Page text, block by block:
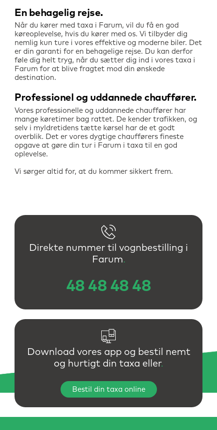
En behagelig rejse
Når du kører med taxa i Farum, vil du få en god
køreoplevelse, hvis du kører med os. Vi tilbyder dig
nemlig kun ture i vores effektive og moderne biler. Det
er din garanti for en behagelige rejse. Du kan derfor
føle dig helt tryg, når du sætter dig ind i vores taxa i
Farum for at blive fragtet mod din ønskede
destination.
Professionel og uddannede chauffører
Vores professionelle og uddannede chauffører har
mange køretimer bag rattet. De kender trafikken, og
selv i myldretidens tætte kørsel har de et godt
overblik. Det er vores dygtige chaufførers fineste
opgave at gøre din tur i Farum i taxa til en god
oplevelse.
Vi sørger altid for, at du kommer sikkert frem.
Direkte nummer til vognbestilling i
Farum.
48 48 48 48
Download vores app og bestil nemt
og hurtigt din taxa eller.
Bestil din taxa online